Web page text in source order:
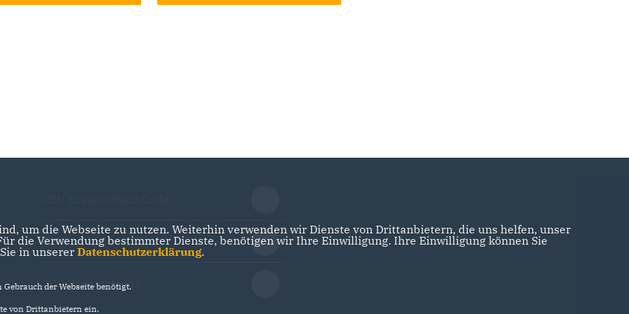
CDU in Niedersachsen
CDU Deutschlands
um die Webseite zu nutzen. Weiterhin verwenden wir Dienste von Drittanbietern, die uns helfen, unser
die Verwendung bestimmter Dienste, benötigen wir Ihre Einwilligung. Ihre Einwilligung können Sie
in unserer Datenschutzerklärung.
der Webseite benötigt.
von Drittanbietern ein.